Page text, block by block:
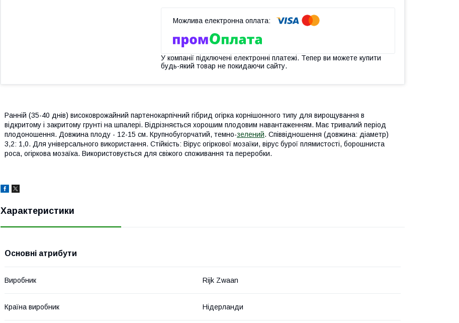
У компанії підключені електронні платежі. Тепер ви можете купити
будь-який товар не покидаючи сайту.
Ранній (35-40 днів) високоврожайний партенокарпічний гібрид огірка корнішонного типу для вирощування в
відкритому і закритому грунті на шпалері. Відрізняється хорошим плодовим навантаженням. Має тривалий період
плодоношення. Довжина плоду - 12-15 см. Крупнобугорчатий, темно-зелений. Співвідношення (довжина: діаметр)
3,2: 1,0. Для універсального використання. Стійкість: Вірус огіркової мозаїки, вірус бурої плямистості, борошниста
роса, огіркова мозаїка. Використовується для свіжого споживання та переробки.
Характеристики
Основні атрибути
Виробник Rijk Zwaan
Країна виробник Нідерланди